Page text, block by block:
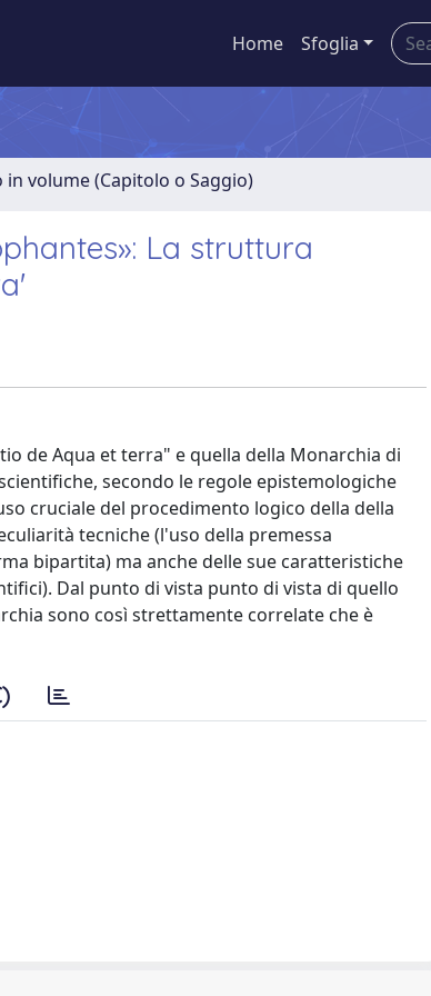
Home Sfoglia
volume (Capitolo o Saggio)
La struttura
de Aqua et terra" e quella della Monarchia di
secondo le regole epistemologiche
cruciale del procedimento logico della della
tecniche (l'uso della premessa
bipartita) ma anche delle sue caratteristiche
Dal punto di vista punto di vista di quello
sono così strettamente correlate che è